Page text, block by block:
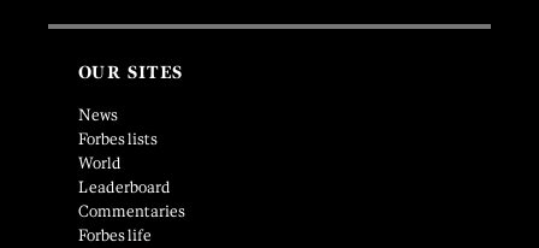
OUR SITES
News
Forbes lists
World
Leaderboard
Commentaries
Forbes life